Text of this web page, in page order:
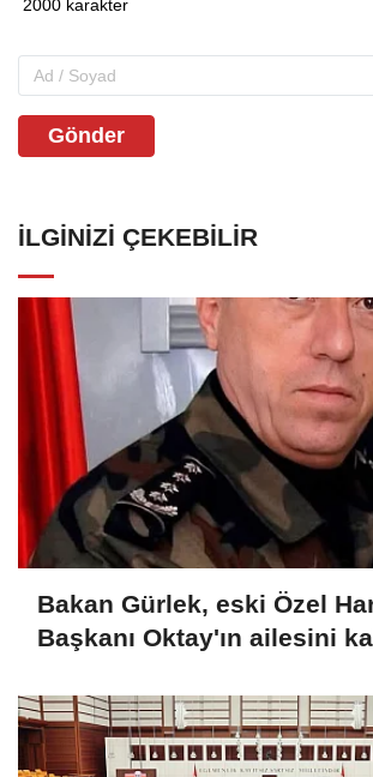
Gönder
İLGINIZI ÇEKEBILIR
Bakan Gürlek, eski Özel
Başkanı Oktay'ın ailesini